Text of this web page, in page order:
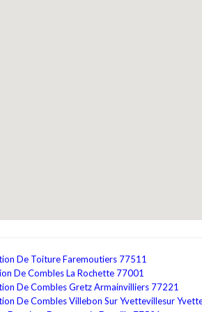
De Toiture Faremoutiers 77511
De Combles La Rochette 77001
De Combles Gretz Armainvilliers 77221
De Combles Villebon Sur Yvettevillesur